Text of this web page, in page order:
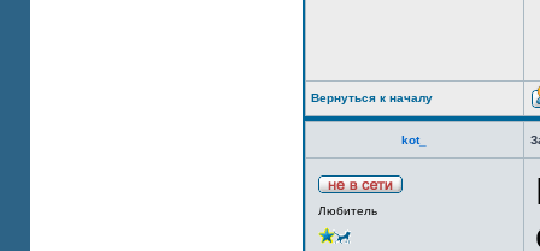
Вернуться к началу
kot_
Любитель